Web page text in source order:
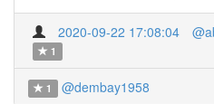
2020-09-22 17:08:04
1
1 @dembay1958